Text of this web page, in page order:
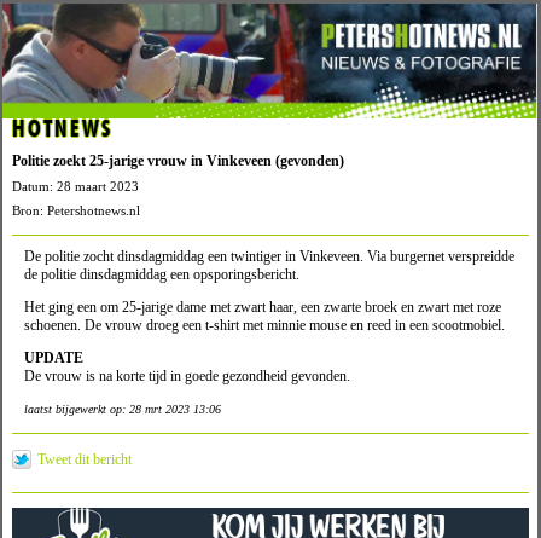
HOTNEWS
Politie zoekt 25-jarige vrouw in Vinkeveen (gevonden)
Datum: 28 maart 2023
Bron: Petershotnews.nl
De politie zocht dinsdagmiddag een twintiger in Vinkeveen. Via burgernet verspreidde
de politie dinsdagmiddag een opsporingsbericht.
Het ging een om 25-jarige dame met zwart haar, een zwarte broek en zwart met roze
schoenen. De vrouw droeg een t-shirt met minnie mouse en reed in een scootmobiel.
UPDATE
De vrouw is na korte tijd in goede gezondheid gevonden.
laatst bijgewerkt op: 28 mrt 2023 13:06
Tweet dit bericht